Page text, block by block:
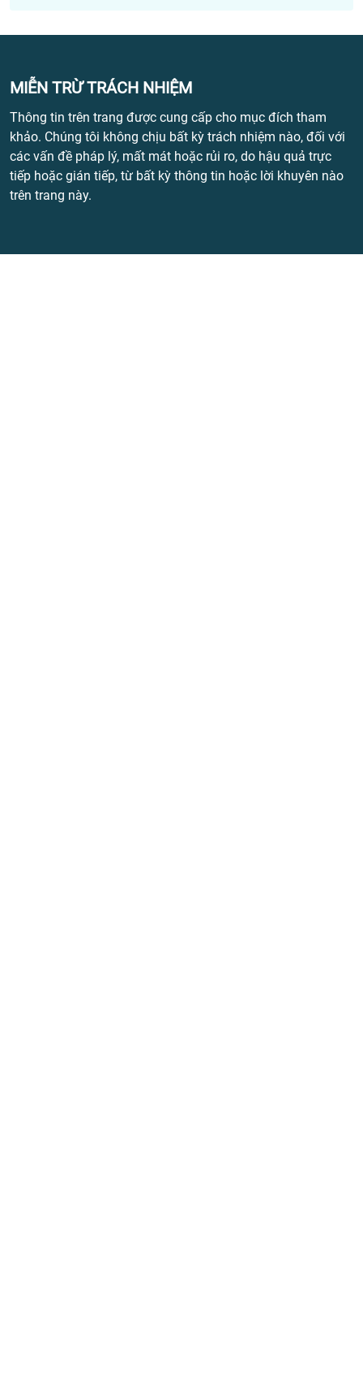
MIỄN TRỪ TRÁCH NHIỆM
Thông tin trên trang được cung cấp cho mục đích tham
khảo. Chúng tôi không chịu bất kỳ trách nhiệm nào, đối với
các vấn đề pháp lý, mất mát hoặc rủi ro, do hậu quả trực
tiếp hoặc gián tiếp, từ bất kỳ thông tin hoặc lời khuyên nào
trên trang này.